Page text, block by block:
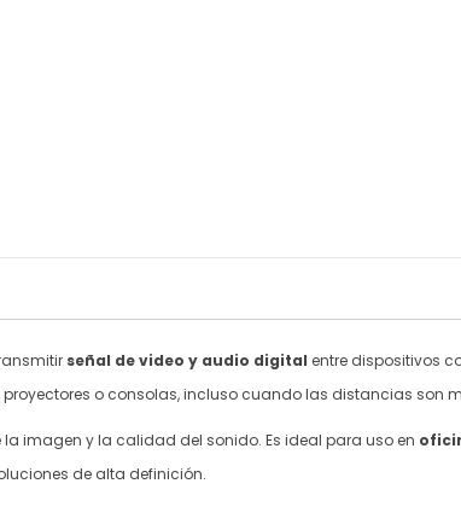
señal de video y audio digital entre dispositivos
o consolas, incluso cuando las distancias son
imagen y la calidad del sonido. Es ideal para uso en
de alta definición.